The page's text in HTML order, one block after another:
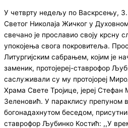
У четврту недељу по Васкрсењу,
Светог Николаја Жичког у
свечано је прославио своју крсну
упокојења свога покровитеља.
Литургијским сабрањем, којим је
заменик, протојереј-ставрофор
саслуживали су му протојореј
Храма Свете Тројице, јереј
Зеленовић. У параклису препуном
богонадахнутом беседом,
ставрофор Љубинко Костић: ,,У